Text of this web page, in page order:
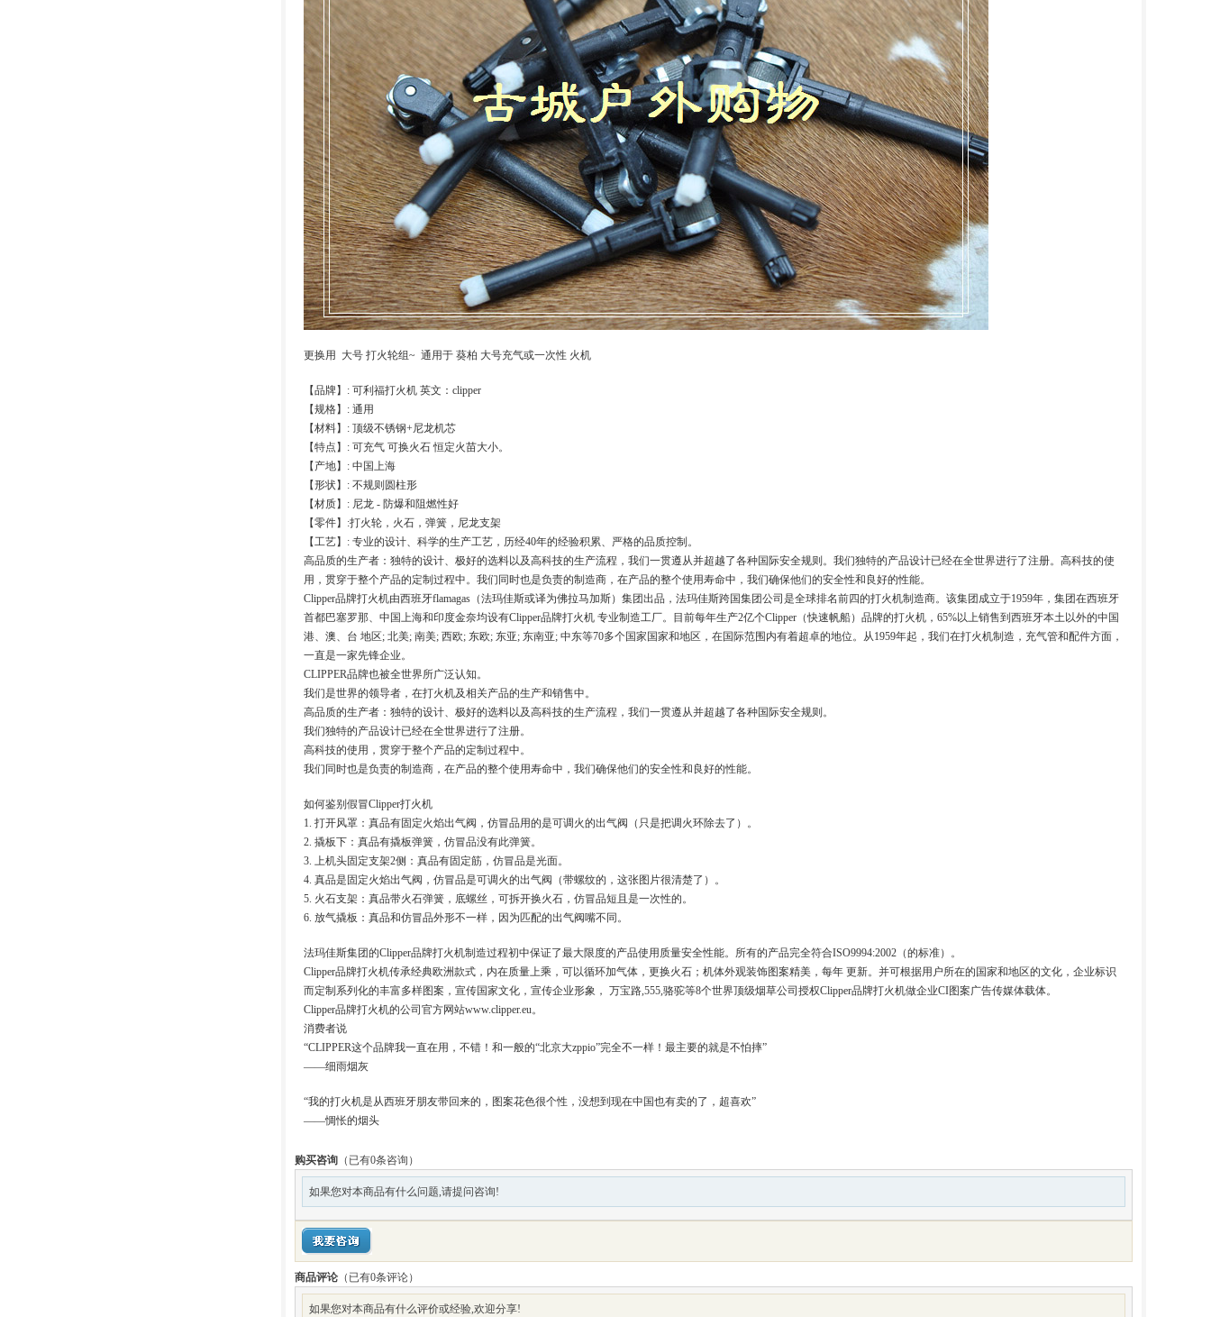
更换用 大号 打火轮组~ 通用于 葵柏 大号充气或一次性 火机
【品牌】: 可利福打火机 英文：clipper
【规格】: 通用
【材料】: 顶级不锈钢+尼龙机芯
【特点】: 可充气 可换火石 恒定火苗大小。
【产地】: 中国上海
【形状】: 不规则圆柱形
【材质】: 尼龙 - 防爆和阻燃性好
【零件】:打火轮，火石，弹簧，尼龙支架
【工艺】: 专业的设计、科学的生产工艺，历经40年的经验积累、严格的品质控制。
高品质的生产者：独特的设计、极好的选料以及高科技的生产流程，我们一贯遵从并超越了各种国际安全规则。我们独特的产品设计已经在全世界进行了注册。高科技的使
用，贯穿于整个产品的定制过程中。我们同时也是负责的制造商，在产品的整个使用寿命中，我们确保他们的安全性和良好的性能。
Clipper品牌打火机由西班牙flamagas（法玛佳斯或译为佛拉马加斯）集团出品，法玛佳斯跨国集团公司是全球排名前四的打火机制造商。该集团成立于1959年，集团在西班牙
首都巴塞罗那、中国上海和印度金奈均设有Clipper品牌打火机 专业制造工厂。目前每年生产2亿个Clipper（快速帆船）品牌的打火机，65%以上销售到西班牙本土以外的中国
港、澳、台 地区; 北美; 南美; 西欧; 东欧; 东亚; 东南亚; 中东等70多个国家国家和地区，在国际范围内有着超卓的地位。从1959年起，我们在打火机制造，充气管和配件方面，
一直是一家先锋企业。
CLIPPER品牌也被全世界所广泛认知。
我们是世界的领导者，在打火机及相关产品的生产和销售中。
高品质的生产者：独特的设计、极好的选料以及高科技的生产流程，我们一贯遵从并超越了各种国际安全规则。
我们独特的产品设计已经在全世界进行了注册。
高科技的使用，贯穿于整个产品的定制过程中。
我们同时也是负责的制造商，在产品的整个使用寿命中，我们确保他们的安全性和良好的性能。
如何鉴别假冒Clipper打火机
1. 打开风罩：真品有固定火焰出气阀，仿冒品用的是可调火的出气阀（只是把调火环除去了）。
2. 撬板下：真品有撬板弹簧，仿冒品没有此弹簧。
3. 上机头固定支架2侧：真品有固定筋，仿冒品是光面。
4. 真品是固定火焰出气阀，仿冒品是可调火的出气阀（带螺纹的，这张图片很清楚了）。
5. 火石支架：真品带火石弹簧，底螺丝，可拆开换火石，仿冒品短且是一次性的。
6. 放气撬板：真品和仿冒品外形不一样，因为匹配的出气阀嘴不同。
法玛佳斯集团的Clipper品牌打火机制造过程初中保证了最大限度的产品使用质量安全性能。所有的产品完全符合ISO9994:2002（的标准）。
Clipper品牌打火机传承经典欧洲款式，内在质量上乘，可以循环加气体，更换火石；机体外观装饰图案精美，每年 更新。并可根据用户所在的国家和地区的文化，企业标识
而定制系列化的丰富多样图案，宣传国家文化，宣传企业形象， 万宝路,555,骆驼等8个世界顶级烟草公司授权Clipper品牌打火机做企业CI图案广告传媒体载体。
Clipper品牌打火机的公司官方网站www.clipper.eu。
消费者说
“CLIPPER这个品牌我一直在用，不错！和一般的“北京大zppio”完全不一样！最主要的就是不怕摔”
——细雨烟灰
“我的打火机是从西班牙朋友带回来的，图案花色很个性，没想到现在中国也有卖的了，超喜欢”
——惆怅的烟头
购买咨询 （已有0条咨询）
如果您对本商品有什么问题,请提问咨询!
商品评论 （已有0条评论）
如果您对本商品有什么评价或经验,欢迎分享!